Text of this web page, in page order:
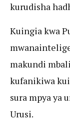
kurudisha
Kuingia kwa
makundi
kufanikiwa
sura mpya ya
Urusi.